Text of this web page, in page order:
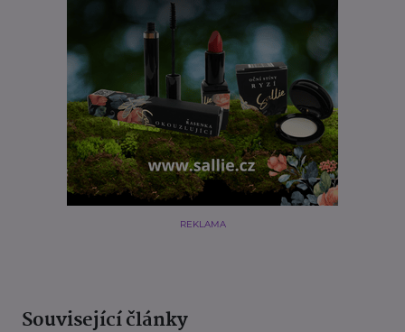
REKLAMA
Související články